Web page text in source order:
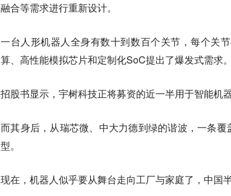
融合等需求进行重新设计。
一台人形机器人全身有数十到数百个关节，每个关
算、高性能模拟芯片和定制化SoC提出了爆发式需求。
招股书显示，宇树科技正将募资的近一半用于智能机
而其身后，从瑞芯微、中大力德到绿的谐波，一条
型。
现在，机器人似乎要从舞台走向工厂与家庭了，中国